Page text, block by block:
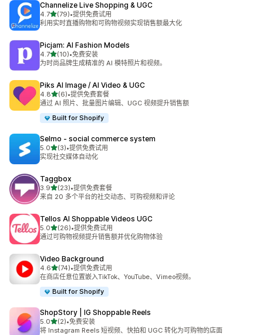
Channelize Live Shopping & UGC
4.7星（满分 5 星）
(79)
总共 79 条评论
•提供免费试用
利用实时直播购物和可购物视频实现销售额最大化
Picjam: AI Fashion Models
4.7星（满分 5 星）
(10)
总共 10 条评论
•免费安装
为时尚品牌生成精准的 AI 模特照片和视频。
Piks AI Image / AI Video & UGC
4.8星（满分 5 星）
(6)
总共 6 条评论
•提供免费套餐
通过 AI 照片、批量图片编辑、UGC 视频提升销售额
Built for Shopify
Selmo ‑ social commerce system
5.0星（满分 5 星）
(3)
总共 3 条评论
•提供免费试用
实现社交媒体自动化
Taggbox
3.9星（满分 5 星）
(23)
总共 23 条评论
•提供免费套餐
来自 20 多个平台的社交动态、可购视频和评论
Tellos AI Shoppable Videos UGC
5.0星（满分 5 星）
(26)
总共 26 条评论
•提供免费试用
通过可购物视频提升销售额并优化购物体验
Video Background
4.6星（满分 5 星）
(74)
总共 74 条评论
•提供免费试用
在商店任意位置嵌入TikTok、YouTube、Vimeo视频。
Built for Shopify
ShopStory | IG Shoppable Reels
5.0星（满分 5 星）
(2)
总共 2 条评论
•免费安装
将 Instagram Reels 短视频、快拍和 UGC 转化为可购物的店面